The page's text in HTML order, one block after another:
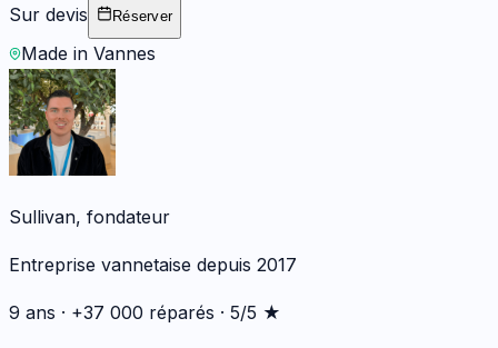
Sur devis
Réserver
Made in Vannes
Sullivan, fondateur
Entreprise vannetaise depuis 2017
9 ans · +37 000 réparés · 5/5 ★